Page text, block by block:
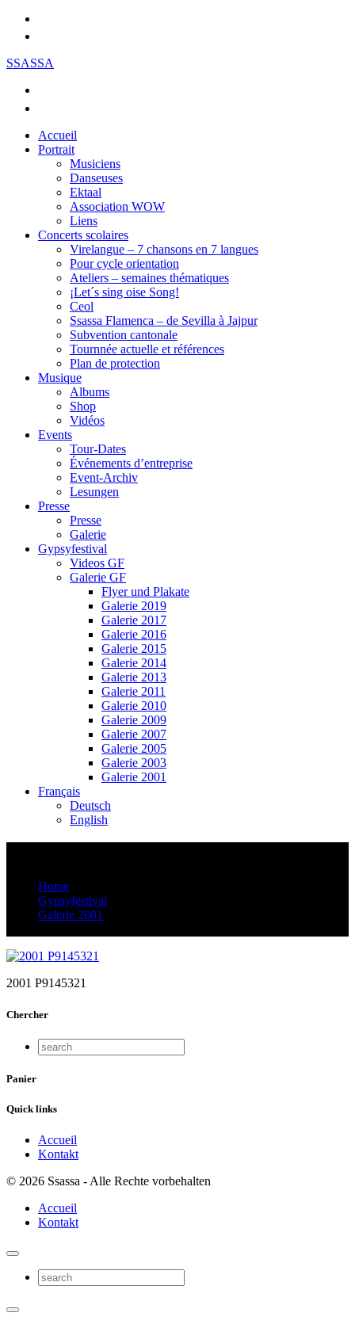
SSASSA
Accueil
Portrait
Musiciens
Danseuses
Ektaal
Association WOW
Liens
Concerts scolaires
Virelangue – 7 chansons en 7 langues
Pour cycle orientation
Ateliers – semaines thématiques
¡Let´s sing oise Song!
Ceol
Ssassa Flamenca – de Sevilla à Jajpur
Subvention cantonale
Tournnée actuelle et références
Plan de protection
Musique
Albums
Shop
Vidéos
Events
Tour-Dates
Événements d’entreprise
Event-Archiv
Lesungen
Presse
Presse
Galerie
Gypsyfestival
Videos GF
Galerie GF
Flyer und Plakate
Galerie 2019
Galerie 2017
Galerie 2016
Galerie 2015
Galerie 2014
Galerie 2013
Galerie 2011
Galerie 2010
Galerie 2009
Galerie 2007
Galerie 2005
Galerie 2003
Galerie 2001
Français
Deutsch
English
Home
Gypsyfestival
Galerie 2001
2001 P9145321
Chercher
Panier
Quick links
Accueil
Kontakt
© 2026 Ssassa - Alle Rechte vorbehalten
Accueil
Kontakt